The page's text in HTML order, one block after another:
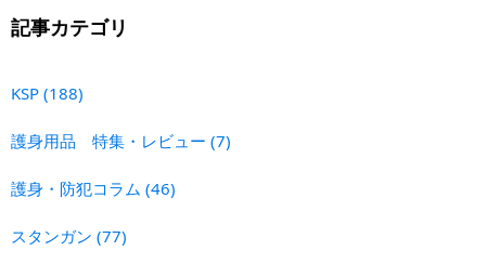
記事カテゴリ
KSP (188)
護身用品 特集・レビュー (7)
護身・防犯コラム (46)
スタンガン (77)